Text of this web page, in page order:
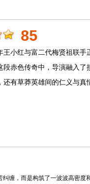
85
王小红与富二代梅贤祖联手
赤色传奇中，导演融入了
还有草莽英雄间的仁义与
缠，而是构筑了一波波高密度